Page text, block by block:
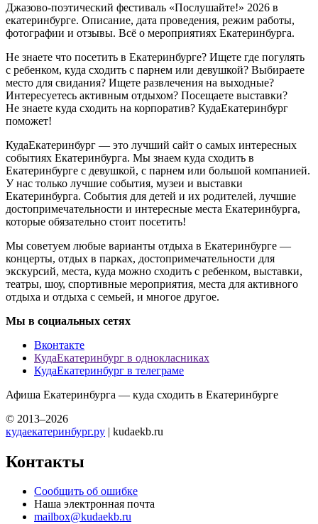
Джазово-поэтический фестиваль «Послушайте!» 2026 в
екатеринбурге. Описание, дата проведения, режим работы,
фотографии и отзывы. Всё о мероприятиях Екатеринбурга.
Не знаете что посетить в Екатеринбурге? Ищете где погулять
с ребенком, куда сходить с парнем или девушкой? Выбираете
место для свидания? Ищете развлечения на выходные?
Интересуетесь активным отдыхом? Посещаете выставки?
Не знаете куда сходить на корпоратив? КудаЕкатеринбург
поможет!
КудаЕкатеринбург — это лучший сайт о самых интересных
событиях Екатеринбурга. Мы знаем куда сходить в
Екатеринбурге с девушкой, с парнем или большой компанией.
У нас только лучшие события, музеи и выставки
Екатеринбурга. События для детей и их родителей, лучшие
достопримечательности и интересные места Екатеринбурга,
которые обязательно стоит посетить!
Мы советуем любые варианты отдыха в Екатеринбурге —
концерты, отдых в парках, достопримечательности для
экскурсий, места, куда можно сходить с ребенком, выставки,
театры, шоу, спортивные мероприятия, места для активного
отдыха и отдыха с семьей, и многое другое.
Мы в социальных сетях
Вконтакте
КудаЕкатеринбург в однокласниках
КудаЕкатеринбург в телеграме
Афиша Екатеринбурга — куда сходить в Екатеринбурге
© 2013–2026
кудаекатеринбург.ру | kudaekb.ru
Контакты
Сообщить об ошибке
Наша электронная почта
mailbox@kudaekb.ru